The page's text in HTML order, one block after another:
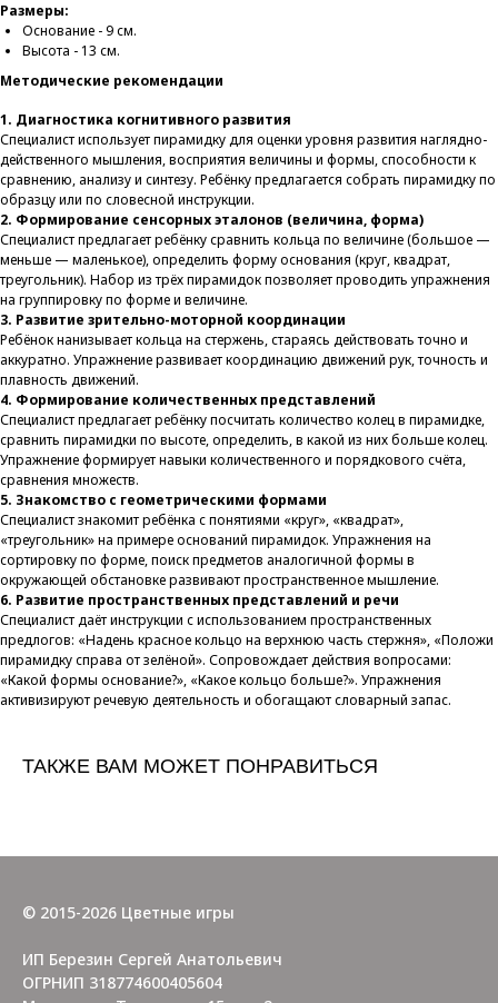
Размеры:
Основание - 9 см.
Высота - 13 см.
Методические рекомендации
1. Диагностика когнитивного развития
Специалист использует пирамидку для оценки уровня развития наглядно-
действенного мышления, восприятия величины и формы, способности к
сравнению, анализу и синтезу. Ребёнку предлагается собрать пирамидку по
образцу или по словесной инструкции.
2. Формирование сенсорных эталонов (величина, форма)
Специалист предлагает ребёнку сравнить кольца по величине (большое —
меньше — маленькое), определить форму основания (круг, квадрат,
треугольник). Набор из трёх пирамидок позволяет проводить упражнения
на группировку по форме и величине.
3. Развитие зрительно-моторной координации
Ребёнок нанизывает кольца на стержень, стараясь действовать точно и
аккуратно. Упражнение развивает координацию движений рук, точность и
плавность движений.
4. Формирование количественных представлений
Специалист предлагает ребёнку посчитать количество колец в пирамидке,
сравнить пирамидки по высоте, определить, в какой из них больше колец.
Упражнение формирует навыки количественного и порядкового счёта,
сравнения множеств.
5. Знакомство с геометрическими формами
Специалист знакомит ребёнка с понятиями «круг», «квадрат»,
«треугольник» на примере оснований пирамидок. Упражнения на
сортировку по форме, поиск предметов аналогичной формы в
окружающей обстановке развивают пространственное мышление.
6. Развитие пространственных представлений и речи
Специалист даёт инструкции с использованием пространственных
предлогов: «Надень красное кольцо на верхнюю часть стержня», «Положи
пирамидку справа от зелёной». Сопровождает действия вопросами:
«Какой формы основание?», «Какое кольцо больше?». Упражнения
активизируют речевую деятельность и обогащают словарный запас.
ТАКЖЕ ВАМ МОЖЕТ ПОНРАВИТЬСЯ
© 2015-2026 Цветные игры
ИП Березин Сергей Анатольевич
ОГРНИП 318774600405604